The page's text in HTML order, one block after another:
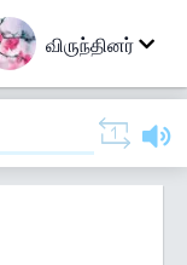
விருந்தினர்